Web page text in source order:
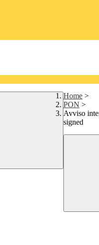
Home >
PON >
Avviso
signed